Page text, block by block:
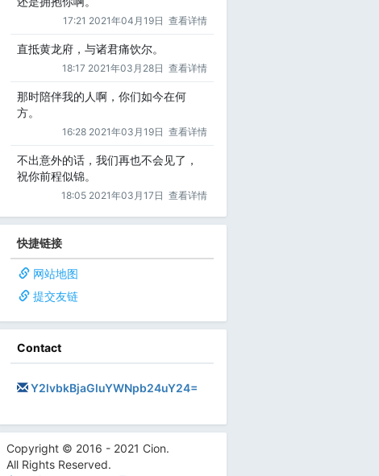
17:21 2021年04月19日 查看详情
直抵黄龙府，与诸君痛饮尔。
18:17 2021年03月28日 查看详情
那时陪伴我的人啊，你们如今在何
方。
16:28 2021年03月19日 查看详情
不出意外的话，我们再也不会见了，
祝你前程似锦。
18:05 2021年03月17日 查看详情
快捷链接
网站地图
提交友链
Contact
Y2lvbkBjaGluYWNpb24uY24=
Copyright © 2016 - 2021 Cion.
All Rights Reserved.